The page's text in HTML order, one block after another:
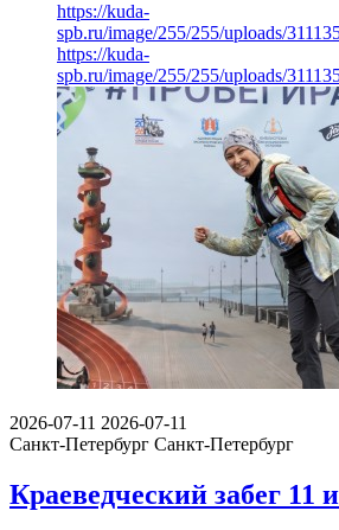
https://kuda-
spb.ru/image/255/255/uploads/
https://kuda-
spb.ru/image/255/255/uploads/
2026-07-11 2026-07-11
Санкт-Петербург Санкт-Петербург
Краеведческий забег 11